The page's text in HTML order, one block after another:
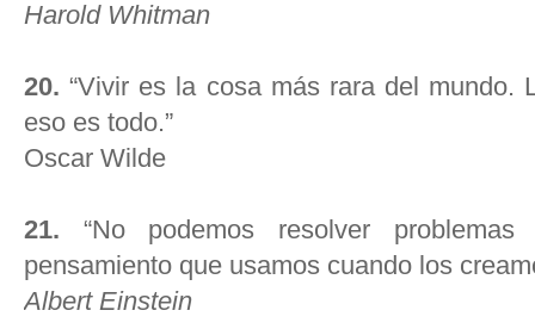
Harold Whitman
20.“Vivir es la cosa más rara del mundo.
eso es todo.”
Oscar Wilde
21. “No podemos resolver
pensamiento que usamos cuando los
Albert Einstein